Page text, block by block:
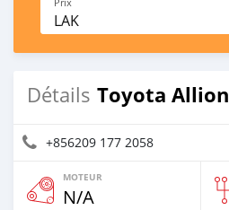
LAK
Détails Toyota Allion
+856209 177 2058
MOTEUR
N/A